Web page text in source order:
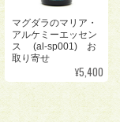
マグダラのマリア・
アルケミーエッセン
ス (al-sp001) お
取り寄せ
¥5,400